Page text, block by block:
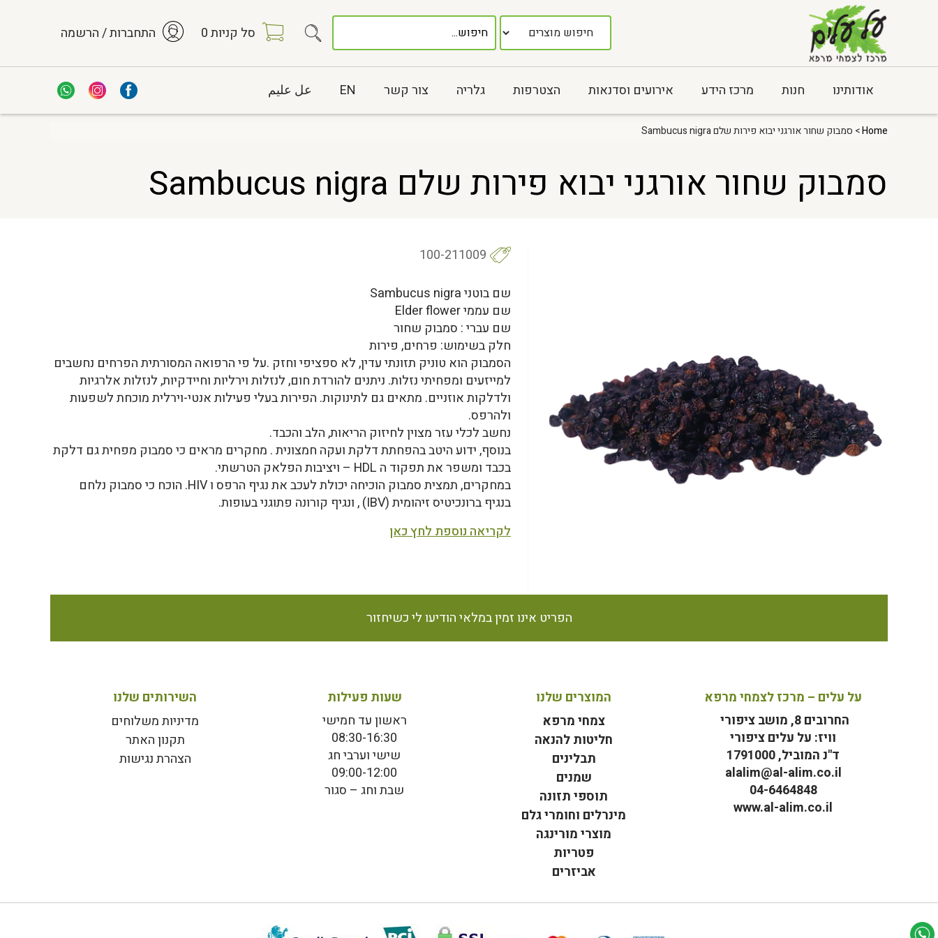
סל קניות0 התחברות / הרשמה
אודותינו חנות מרכז הידע אירועים וסדנאות הצטרפות גלריה צור קשר EN عل عليم
Home> סמבוק שחור אורגני יבוא פירות שלם Sambucus nigra
סמבוק שחור אורגני יבוא פירות שלם Sambucus nigra
100-211009
שם בוטני Sambucus nigra
שם עממי Elder flower
שם עברי : סמבוק שחור
חלק בשימוש: פרחים, פירות
הסמבוק הוא טוניק תזונתי עדין, לא ספציפי וחזק .על פי הרפואה המסורתית הפרחים נחשבים
למייזעים ומפחיתי נזלות. ניתנים להורדת חום, לנזלות וירליות וחיידקיות, לנזלות אלרגיות
ולדלקות אוזניים. מתאים גם לתינוקות. הפירות בעלי פעילות אנטי-וירלית מוכחת לשפעות
ולהרפס.
נחשב לכלי עזר מצוין לחיזוק הריאות, הלב והכבד.
בנוסף, ידוע היטב בהפחתת דלקת ועקה חמצונית . מחקרים מראים כי סמבוק מפחית גם דלקת
בכבד ומשפר את תפקוד ה HDL – ויציבות הפלאק הטרשתי.
במחקרים, תמצית סמבוק הוכיחה יכולת לעכב את נגיף הרפס ו HIV. הוכח כי סמבוק נלחם
בנגיף ברונכיטיס זיהומית (IBV) , ונגיף קורונה פתוגני בעופות.
לקריאה נוספת לחץ כאן
הפריט אינו זמין במלאי הודיעו לי כשיחזור
על עלים – מרכז לצמחי מרפא
החרובים 8, מושב ציפורי
וויז: על עלים ציפורי
ד"נ המוביל, 1791000
alalim@al-alim.co.il
04-6464848
www.al-alim.co.il
המוצרים שלנו
צמחי מרפא
חליטות להנאה
תבלינים
שמנים
תוספי תזונה
מינרלים וחומרי גלם
מוצרי מורינגה
פטריות
אביזרים
שעות פעילות
ראשון עד חמישי
08:30-16:30
שישי וערבי חג
09:00-12:00
שבת וחג – סגור
השירותים שלנו
מדיניות משלוחים
תקנון האתר
הצהרת נגישות